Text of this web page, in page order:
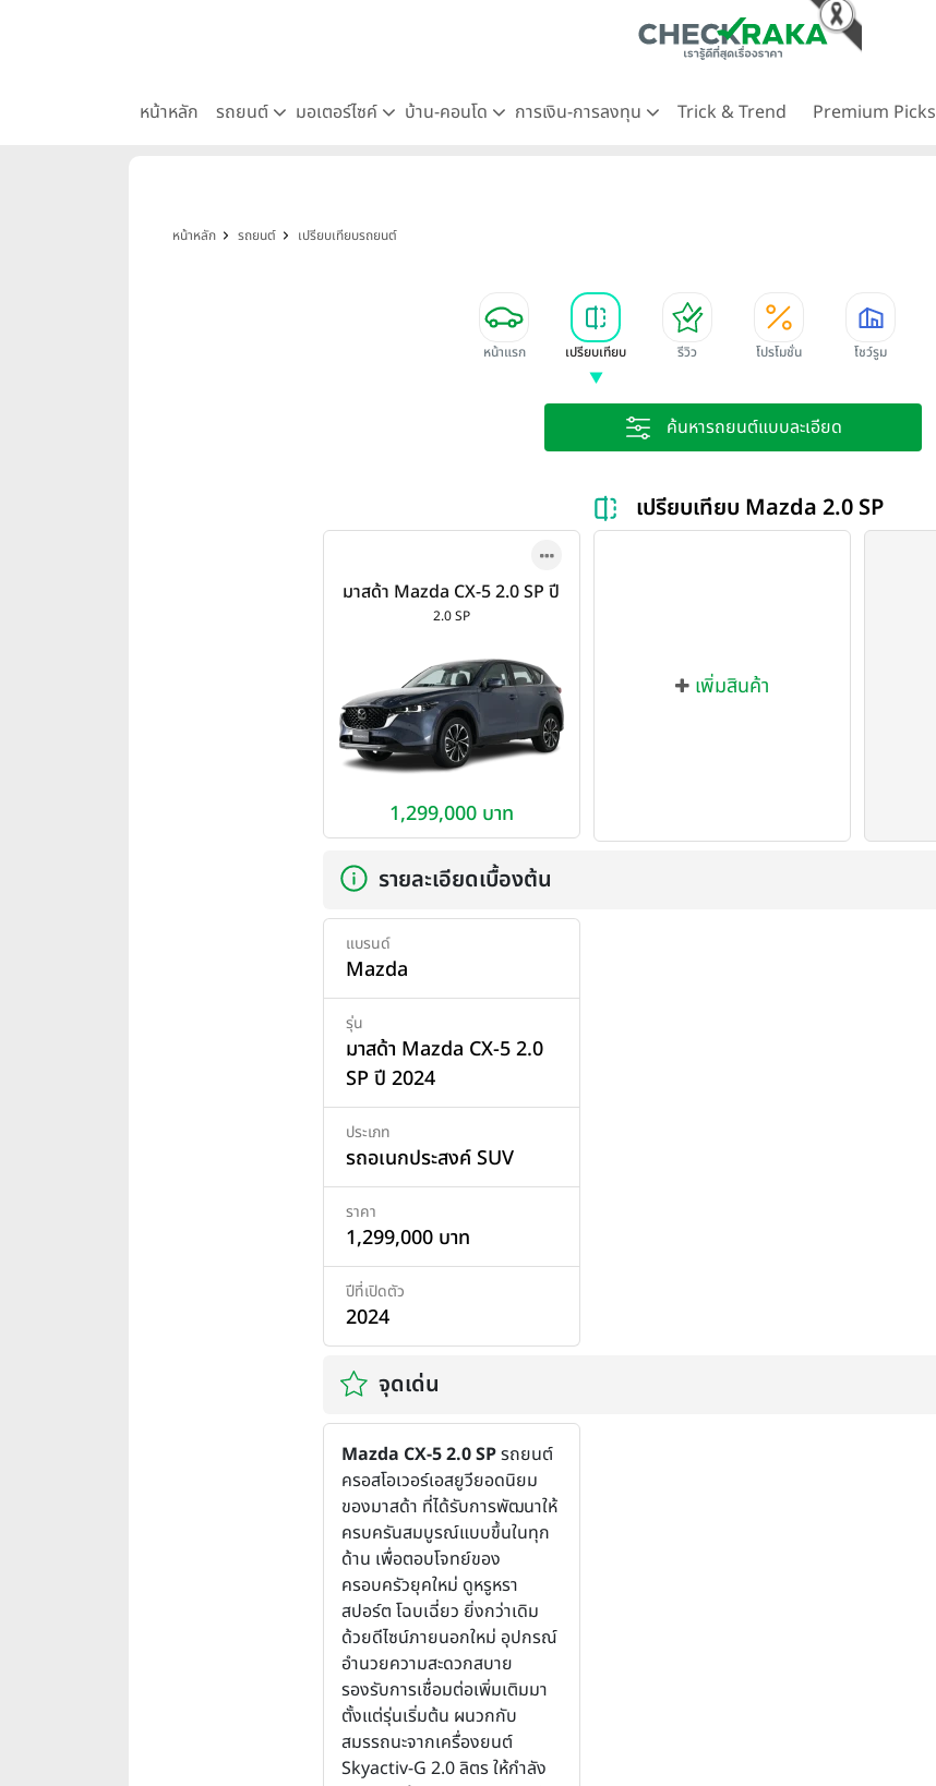
หน้าหลัก รถยนต์ มอเตอร์ไซค์ บ้าน-คอนโด การเงิน-การลงทุน Trick & Trend Premium Picks
หน้าหลัก รถยนต์ เปรียบเทียบรถยนต์
หน้าแรก เปรียบเทียบ รีวิว โปรโมชั่น โชว์รูม
ค้นหารถยนต์แบบละเอียด
เปรียบเทียบ Mazda 2.0 SP
มาสด้า Mazda CX-5 2.0 SP ปี
2024
2.0 SP
1,299,000 บาท
เพิ่มสินค้า
รายละเอียดเบื้องต้น
แบรนด์
Mazda
รุ่น
มาสด้า Mazda CX-5 2.0
SP ปี 2024
ประเภท
รถอเนกประสงค์ SUV
ราคา
1,299,000 บาท
ปีที่เปิดตัว
2024
จุดเด่น
Mazda CX-5 2.0 SPรถยนต์
ครอสโอเวอร์เอสยูวียอดนิยม
ของมาสด้า ที่ได้รับการพัฒนาให้
ครบครันสมบูรณ์แบบขึ้นในทุก
ด้าน เพื่อตอบโจทย์ของ
ครอบครัวยุคใหม่ ดูหรูหรา
สปอร์ต โฉบเฉี่ยว ยิ่งกว่าเดิม
ด้วยดีไซน์ภายนอกใหม่ อุปกรณ์
อำนวยความสะดวกสบาย
รองรับการเชื่อมต่อเพิ่มเติมมา
ตั้งแต่รุ่นเริ่มต้น ผนวกกับ
สมรรถนะจากเครื่องยนต์
Skyactiv-G 2.0 ลิตร ให้กำลัง